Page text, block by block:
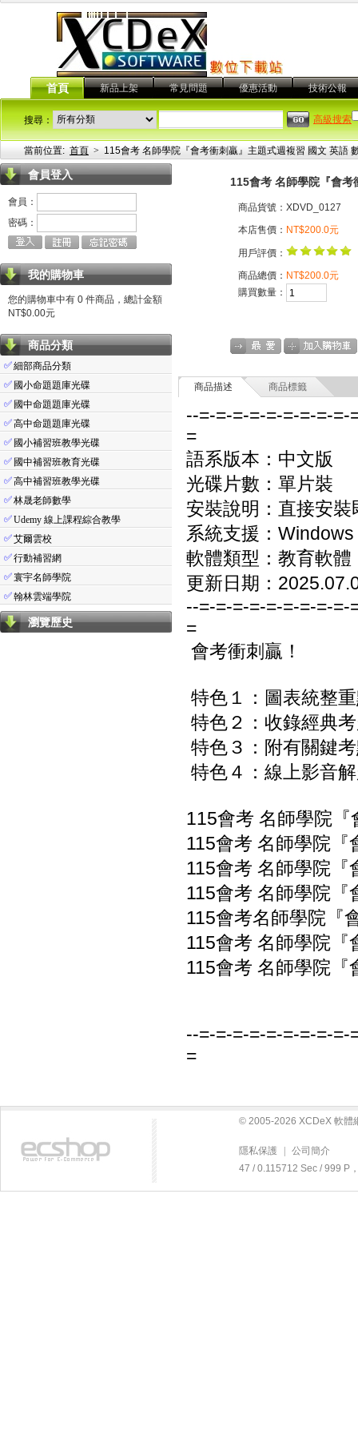
首頁 新品上架 常見問題 優惠活動 技術公報
搜尋： 高級搜索
當前位置: 首頁 > 115會考 名師學院『會考衝刺贏』主題式週複習 國文 英語
會員登入
會員：
密碼：
我的購物車
您的購物車中有 0 件商品，總計金額
NT$0.00元
商品分類
✅細部商品分類
✅ 國小命題題庫光碟
✅ 國中命題題庫光碟
✅高中命題題庫光碟
✅ 國小補習班教學光碟
✅ 國中補習班教育光碟
✅高中補習班教學光碟
✅林晟老師數學
✅Udemy 線上課程綜合教學
✅艾爾雲校
✅行動補習網
✅寰宇名師學院
✅翰林雲端學院
瀏覽歷史
115會考 名師學院『會
商品貨號：XDVD_0127
本店售價： NT$200.0元
用戶評價：
商品總價： NT$200.0元
購買數量：
商品描述 商品標籤
--=-=-=-=-=-=-=-=-=-
=
語系版本：中文版
光碟片數：單片裝
安裝說明：直接安裝
系統支援：
軟體類型：教育軟體
更新日期：
--=-=-=-=-=-=-=-=-=-
=
會考衝刺贏！
特色１：圖表統整
特色２：收錄經典
特色３：附有關鍵
特色４：線上影音
115會考 名師學院
115會考 名師學院『
115會考 名師學院『
115會考 名師學院『
115會考名師學院『
115會考 名師學院『
115會考 名師學院『
--=-=-=-=-=-=-=-=-=-
=
© 2005-2026 XCDeX 軟體
隱私保護
公司簡介
47 / 0.115712 Sec / 999 P